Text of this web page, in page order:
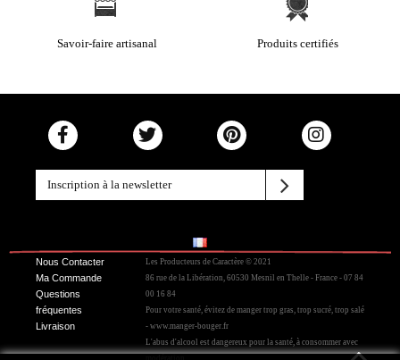
Savoir-faire artisanal Produits certifiés
Nous Contacter
Ma Commande
Questions
fréquentes
Livraison
Les Producteurs de Caractère © 2021
86 rue de la Libération, 60530 Mesnil en Thelle - France - 07 84
00 16 84
Pour votre santé, évitez de manger trop gras, trop sucré, trop salé
- www.manger-bouger.fr
L'abus d'alcool est dangereux pour la santé, à consommer avec